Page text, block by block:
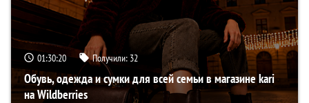
01:30:19 Получили: 32
Обувь, одежда и сумки для всей семьи в магазине kari
на Wildberries